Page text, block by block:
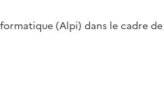
(Alpi) dans le cadre de